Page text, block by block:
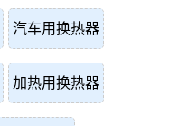
汽车用换热器
加热用换热器